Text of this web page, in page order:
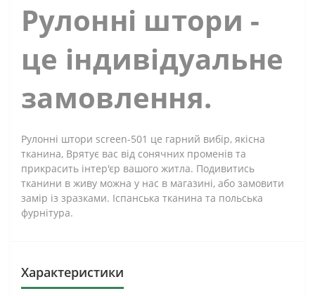
Рулонні штори -
це індивідуальне
замовлення.
Рулонні штори screen-501 це гарний вибір, якісна
тканина, Врятує вас від сонячних променів та
прикрасить інтер'єр вашого житла. Подивитись
тканини в живу можна у нас в магазині, або замовити
замір із зразками. Іспанська тканина та польська
фурнітура.
Характеристики